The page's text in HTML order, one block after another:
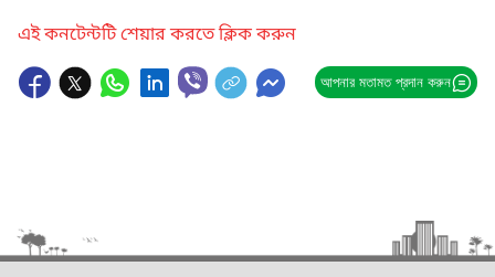
এই কনটেন্টটি শেয়ার করতে ক্লিক করুন
আপনার মতামত প্রদান করুন